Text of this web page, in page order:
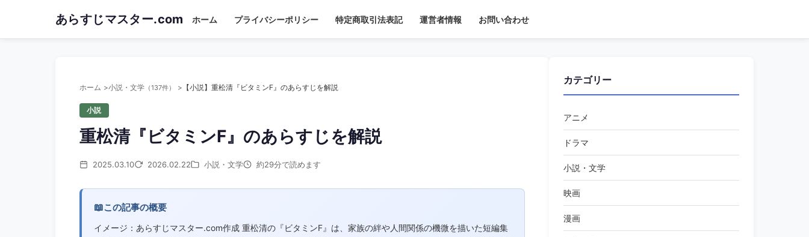
main
あらすじマスター.com ホーム プライバシーポリシー 特定商取引法表記 運営者情報 お問い合わせ
ホーム 小説・文学 （137件） 【小説】重松清『ビタミンF』のあらすじを解説
小説
重松清『ビタミンF』のあらすじを解説
2025.03.10 2026.02.22 小説・文学 約29分で読めます
📖この記事の概要
イメージ：あらすじマスター.com作成 重松清の『ビタミンF』は、家族の絆や人間関係の機微を描いた短編集
カテゴリー
アニメ
ドラマ
小説・文学
映画
漫画